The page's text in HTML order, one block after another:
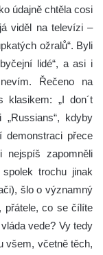
údajně chtěla cosi
viděl na televízi –
ožralů“. Byli
lidé“, a asi i
Řečeno na
klasikem: „I don´t
kdyby
přece
zapomněli
trochu jinak
šlo o významný
přátele, co se čílíte
vede? Vy tedy
všem, včetně těch,